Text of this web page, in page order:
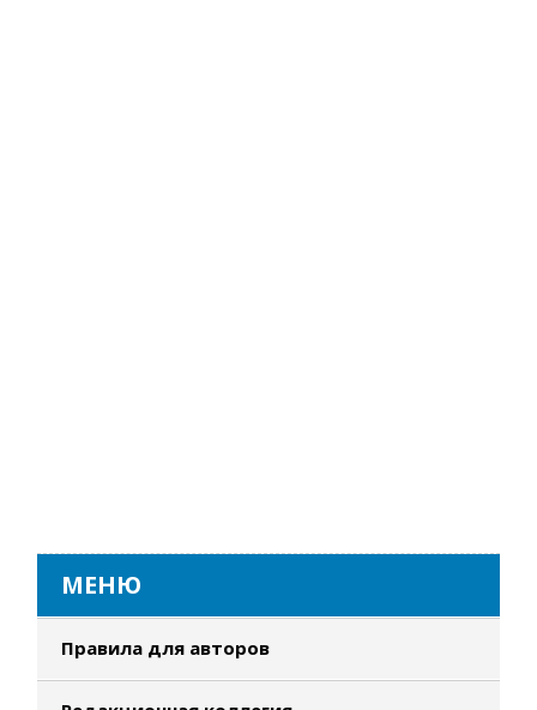
МЕНЮ
Правила для авторов